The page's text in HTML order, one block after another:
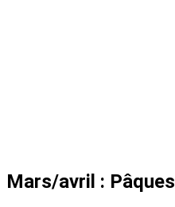
Mars/avril : Pâques